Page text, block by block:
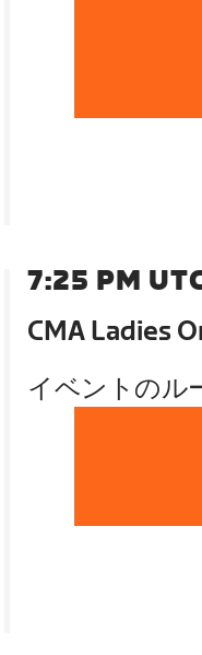
7:25 PM
CMA Ladies
イベントのル